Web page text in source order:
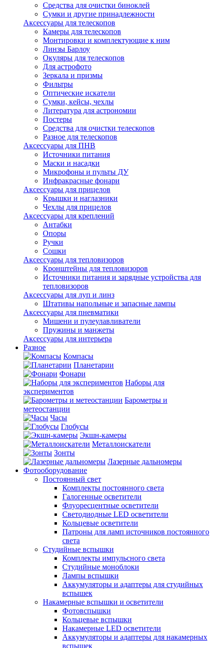
Средства для очистки биноклей
Сумки и другие принадлежности
Аксессуары для телескопов
Камеры для телескопов
Монтировки и комплектующие к ним
Линзы Барлоу
Окуляры для телескопов
Для астрофото
Зеркала и призмы
Фильтры
Оптические искатели
Сумки, кейсы, чехлы
Литература для астрономии
Постеры
Средства для очистки телескопов
Разное для телескопов
Аксессуары для ПНВ
Источники питания
Маски и насадки
Микрофоны и пульты ДУ
Инфракрасные фонари
Аксессуары для прицелов
Крышки и наглазники
Чехлы для прицелов
Аксессуары для креплений
Антабки
Опоры
Ручки
Сошки
Аксессуары для тепловизоров
Кронштейны для тепловизоров
Источники питания и зарядные устройства для
тепловизоров
Аксессуары для луп и линз
Штативы напольные и запасные лампы
Аксессуары для пневматики
Мишени и пулеулавливатели
Пружины и манжеты
Аксессуары для интерьера
Разное
Компасы
Планетарии
Фонари
Наборы для
экспериментов
Барометры и
метеостанции
Часы
Глобусы
Экшн-камеры
Металлоискатели
Зонты
Лазерные дальномеры
Фотооборудование
Постоянный свет
Комплекты постоянного света
Галогенные осветители
Флуоресцентные осветители
Светодиодные LED осветители
Кольцевые осветители
Патроны для ламп источников постоянного
света
Студийные вспышки
Комплекты импульсного света
Студийные моноблоки
Лампы вспышки
Аккумуляторы и адаптеры для студийных
вспышек
Накамерные вспышки и осветители
Фотовспышки
Кольцевые вспышки
Накамерные LED осветители
Аккумуляторы и адаптеры для накамерных
вспышек